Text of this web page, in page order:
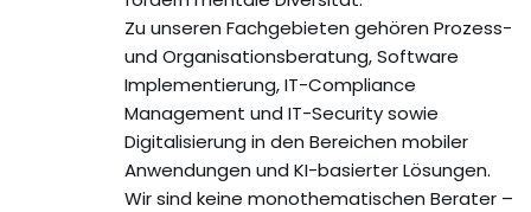
Zu unseren Fachgebieten gehören Prozess-
und Organisationsberatung, Software
Implementierung, IT-Compliance
Management und IT-Security sowie
Digitalisierung in den Bereichen mobiler
Anwendungen und KI-basierter Lösungen.
Wir sind keine monothematischen Berater –